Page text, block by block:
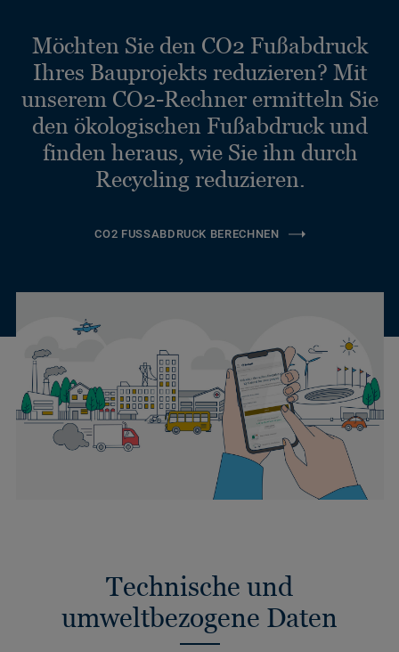
Möchten Sie den CO2 Fußabdruck
Ihres Bauprojekts reduzieren? Mit
unserem CO2-Rechner ermitteln Sie
den ökologischen Fußabdruck und
finden heraus, wie Sie ihn durch
Recycling reduzieren.
CO2 FUSSABDRUCK BERECHNEN
Technische und
umweltbezogene Daten